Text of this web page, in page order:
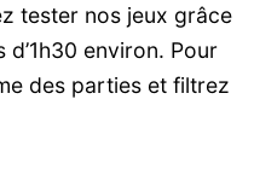
tester nos jeux grâce
environ. Pour
des parties et filtrez